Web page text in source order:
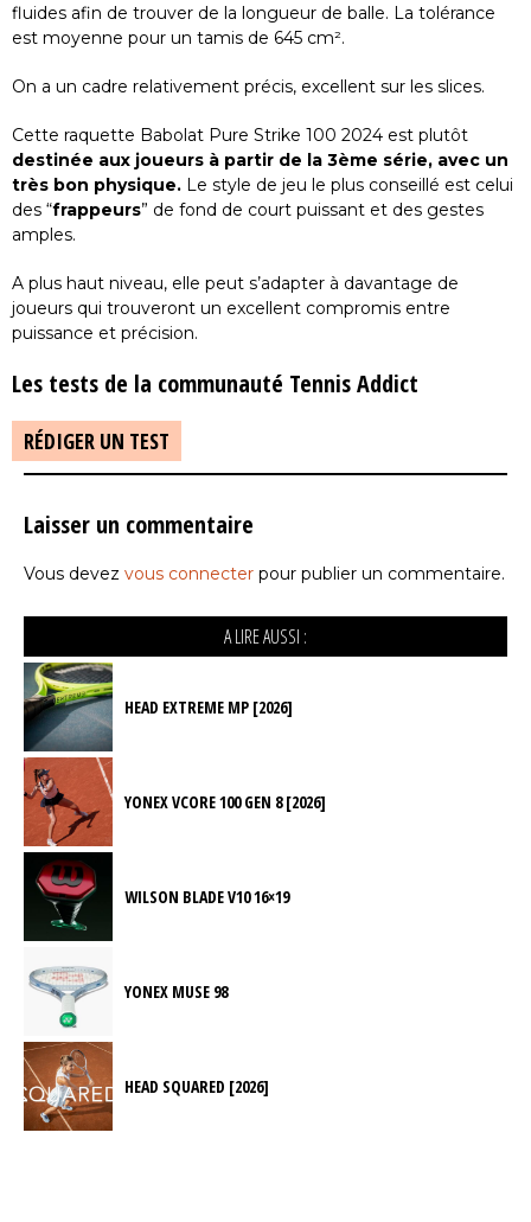
fluides afin de trouver de la longueur de balle. La tolérance
est moyenne pour un tamis de 645 cm².
On a un cadre relativement précis, excellent sur les slices.
Cette raquette Babolat Pure Strike 100 2024 est plutôt
destinée aux joueurs à partir de la 3ème série, avec un
très bon physique. Le style de jeu le plus conseillé est celui
des “frappeurs” de fond de court puissant et des gestes
amples.
A plus haut niveau, elle peut s’adapter à davantage de
joueurs qui trouveront un excellent compromis entre
puissance et précision.
Les tests de la communauté Tennis Addict
RÉDIGER UN TEST
Laisser un commentaire
Vous devez vous connecter pour publier un commentaire.
A LIRE AUSSI :
HEAD EXTREME MP [2026]
YONEX VCORE 100 GEN 8 [2026]
WILSON BLADE V10 16×19
YONEX MUSE 98
HEAD SQUARED [2026]